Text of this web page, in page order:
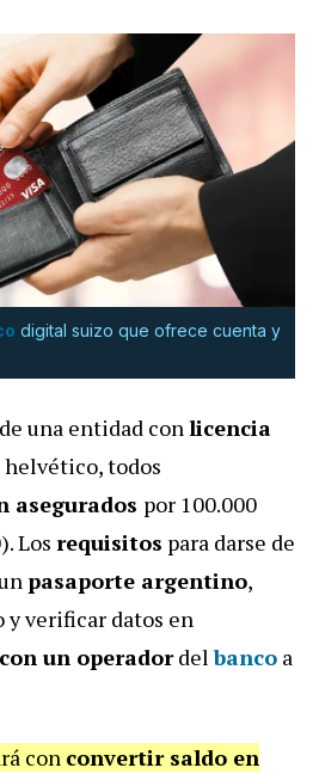
digital suizo que ofrece cuenta y
una entidad conlicencia
helvético, todos
asegurados por 100.000
Los requisitos para darse de
pasaporte argentino,
verificar datos en
un operadordelbanco a
con convertir saldo en